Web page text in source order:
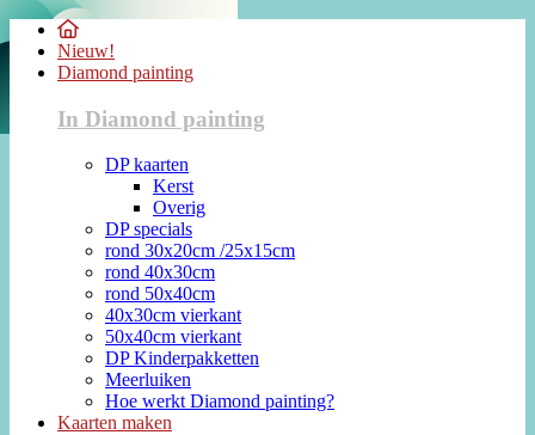
Nieuw!
Diamond painting
In Diamond painting
DP kaarten
Kerst
Overig
DP specials
rond 30x20cm /25x15cm
rond 40x30cm
rond 50x40cm
40x30cm vierkant
50x40cm vierkant
DP Kinderpakketten
Meerluiken
Hoe werkt Diamond painting?
Kaarten maken